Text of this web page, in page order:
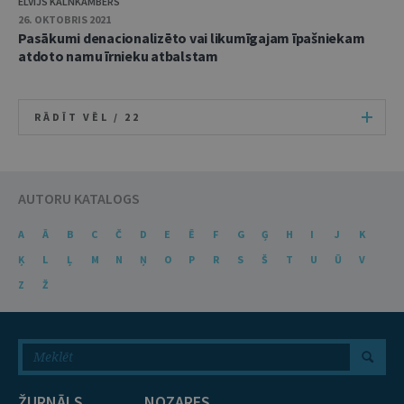
26. OKTOBRIS 2021
Pasākumi denacionalizēto vai likumīgajam īpašniekam
atdoto namu īrnieku atbalstam
RĀDĪT VĒL / 22
AUTORU KATALOGS
A Ā B C Č D E Ē F G Ģ H I J
K
Ķ
L Ļ M N Ņ O P R S Š T U Ū
V
Z
Ž